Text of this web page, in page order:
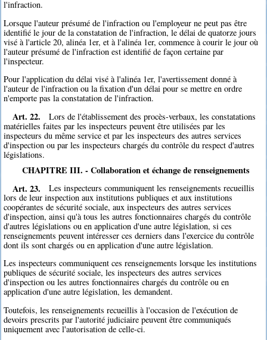
l'infraction.
Lorsque l'auteur présumé de l'infraction ou l'employeur ne peut pas être
identifié le jour de la constatation de l'infraction, le délai de quatorze jours
visé à l'article 20, alinéa 1er, et à l'alinéa 1er, commence à courir le jour où
l'auteur présumé de l'infraction est identifié de façon certaine par
l'inspecteur.
Pour l'application du délai visé à l'alinéa 1er, l'avertissement donné à
l'auteur de l'infraction ou la fixation d'un délai pour se mettre en ordre
n'emporte pas la constatation de l'infraction.
Art. 22.
Lors de l'établissement des procès-verbaux, les constatations
matérielles faites par les inspecteurs peuvent être utilisées par les
inspecteurs du même service et par les inspecteurs des autres services
d'inspection ou par les inspecteurs chargés du contrôle du respect d'autres
législations.
CHAPITRE III. - Collaboration et échange de renseignements
Art. 23.
Les inspecteurs communiquent les renseignements recueillis
lors de leur inspection aux institutions publiques et aux institutions
coopérantes de sécurité sociale, aux inspecteurs des autres services
d'inspection, ainsi qu'à tous les autres fonctionnaires chargés du contrôle
d'autres législations ou en application d'une autre législation, si ces
renseignements peuvent intéresser ces derniers dans l'exercice du contrôle
dont ils sont chargés ou en application d'une autre législation.
Les inspecteurs communiquent ces renseignements lorsque les institutions
publiques de sécurité sociale, les inspecteurs des autres services
d'inspection ou les autres fonctionnaires chargés du contrôle ou en
application d'une autre législation, les demandent.
Toutefois, les renseignements recueillis à l'occasion de l'exécution de
devoirs prescrits par l'autorité judiciaire peuvent être communiqués
uniquement avec l'autorisation de celle-ci.